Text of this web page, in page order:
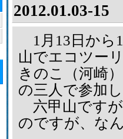
2012.01.03-
1月13日から
山でエコツー
きのこ（河崎
の三人で参加
六甲山です
のですが、な